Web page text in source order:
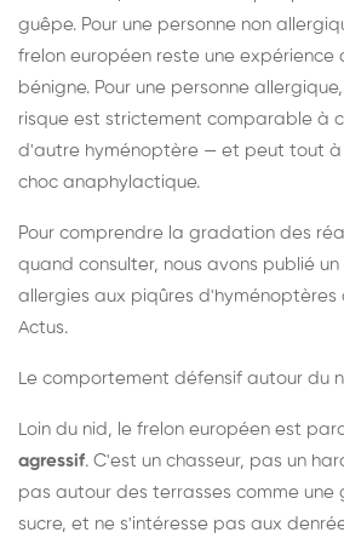
guêpe. Pour une personne non
frelon européen reste une expérience
bénigne. Pour une personne
risque est strictement comparable à
d'autre hyménoptère — et peut tout à
choc anaphylactique.
Pour comprendre la gradation des
quand consulter, nous avons publié
allergies aux piqûres d'hyménoptères
Actus.
Le comportement défensif autour du
Loin du nid, le frelon européen est
agressif. C'est un chasseur, pas un
pas autour des terrasses comme
sucre, et ne s'intéresse pas aux